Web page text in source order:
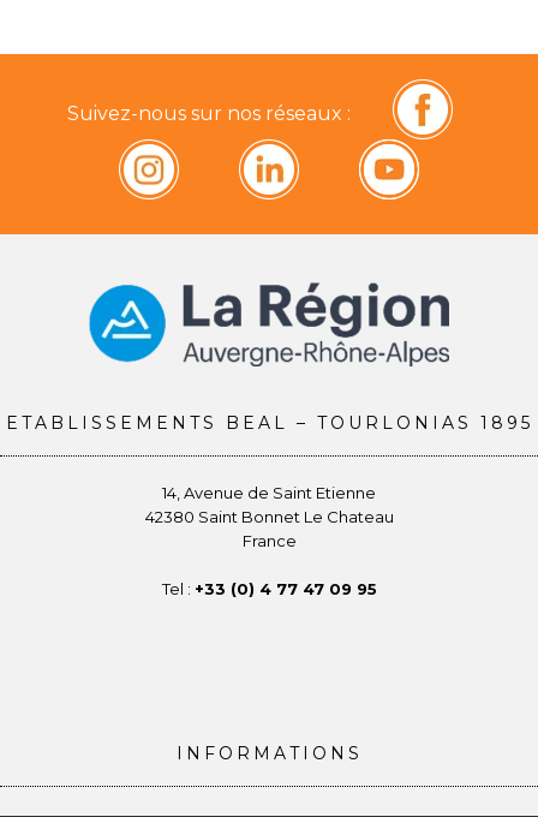
Suivez-nous sur nos réseaux :
ETABLISSEMENTS BEAL – TOURLONIAS 1895
14, Avenue de Saint Etienne
42380 Saint Bonnet Le Chateau
France
Tel : +33 (0) 4 77 47 09 95
INFORMATIONS